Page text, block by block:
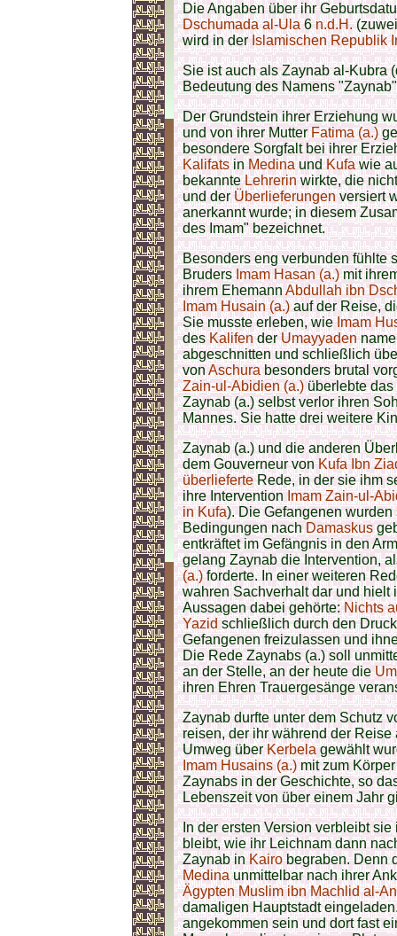
Die Angaben über ihr
Dschumada al-Ula6 n.d.H.(zuw
wird in derIslamischen Republik
Sie ist auch als Zaynab al-Kubra
Bedeutung des Namens
Der Grundstein ihrer Erziehung
und von ihrer MutterFatima (a.)
besondere Sorgfalt bei ihrer
KalifatsinMedinaundKufawie
bekannteLehrerinwirkte, die
und derÜberlieferungenversiert
anerkannt wurde; in diesem
des Imam" bezeichnet.
Besonders eng verbunden fühlte
BrudersImam Hasan (a.)mit
ihrem EhemannAbdullah ibn
Imam Husain (a.)auf der Reise,
Sie musste erleben, wieImam
desKalifenderUmayyaden
abgeschnitten und schließlich
vonAschurabesonders brutal
Zain-ul-Abidien (a.)überlebte das
Zaynab (a.) selbst verlor ihren
Mannes. Sie hatte drei weitere
Zaynab (a.) und die anderen
dem Gouverneur vonKufa Ibn
überlieferteRede, in der sie ihm
ihre InterventionImam Zain-ul-
in Kufa). Die Gefangenen
Bedingungen nachDamaskus
entkräftet im Gefängnis in den
gelang Zaynab die Intervention,
(a.)forderte. In einer weiteren
wahren Sachverhalt dar und hielt
Aussagen dabei gehörte:Nichts
Yazidschließlich durch den
Gefangenen freizulassen und
Die Rede Zaynabs (a.) soll
an der Stelle, an der heute die
ihren Ehren Trauergesänge
Zaynab durfte unter dem Schutz
reisen, der ihr während der
Umweg überKerbelagewählt
Imam Husains (a.)mit zum
Zaynabs in der Geschichte, so
Lebenszeit von über einem Jahr
In der ersten Version verbleibt
bleibt, wie ihr Leichnam dann
Zaynab inKairobegraben. Denn
Medinaunmittelbar nach ihrer
Ägypten Muslim ibn Machlid al-
damaligen Hauptstadt
angekommen sein und dort fast